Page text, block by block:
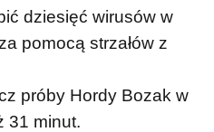
dziesięć wirusów w
pomocą strzałów z
próby Hordy Bozak w
31 minut.